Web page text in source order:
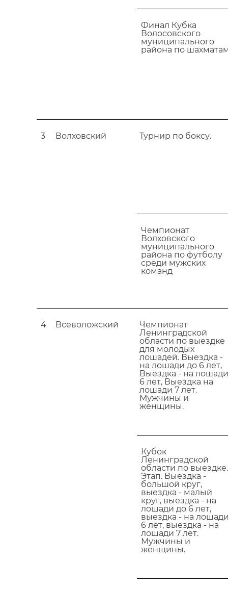
Финал Кубка
Волосовского
муниципального
района по
3 Волховский Турнир по боксу.
Чемпионат
Волховского
муниципального
района по футболу
среди мужских
команд
4 Всеволожский
Чемпионат
Ленинградской
области по выездке
для молодых
лошадей. Выездка -
на лошади до 6 лет,
Выездка - на лошади
6 лет, Выездка на
лошади 7 лет.
Мужчины и
женщины.
Кубок
Ленинградской
области по выездке.
Этап. Выездка -
большой круг,
выездка - малый
круг, выездка - на
лошади до 6 лет,
выездка - на
6 лет, выездка - на
лошади 7 лет.
Мужчины и
женщины.